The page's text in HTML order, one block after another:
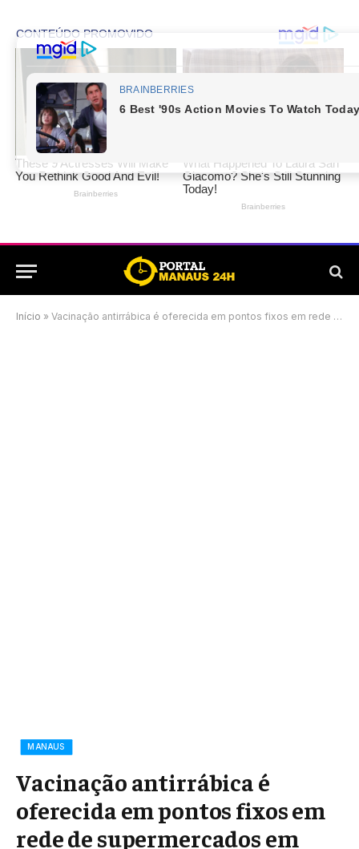
Início » Vacinação antirrábica é oferecida em pontos fixos em rede de supermercados em Manaus
MANAUS
Vacinação antirrábica é
oferecida em pontos fixos em
rede de supermercados em